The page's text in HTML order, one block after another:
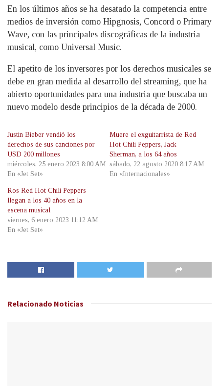
En los últimos años se ha desatado la competencia entre
medios de inversión como Hipgnosis, Concord o Primary
Wave, con las principales discográficas de la industria
musical, como Universal Music.
El apetito de los inversores por los derechos musicales se
debe en gran medida al desarrollo del streaming, que ha
abierto oportunidades para una industria que buscaba un
nuevo modelo desde principios de la década de 2000.
Justin Bieber vendió los
derechos de sus canciones por
USD 200 millones
miércoles, 25 enero 2023 8:00 AM
En «Jet Set»
Muere el exguitarrista de Red
Hot Chili Peppers, Jack
Sherman, a los 64 años
sábado, 22 agosto 2020 8:17 AM
En «Internacionales»
Ros Red Hot Chili Peppers
llegan a los 40 años en la
escena musical
viernes, 6 enero 2023 11:12 AM
En «Jet Set»
Relacionado Noticias